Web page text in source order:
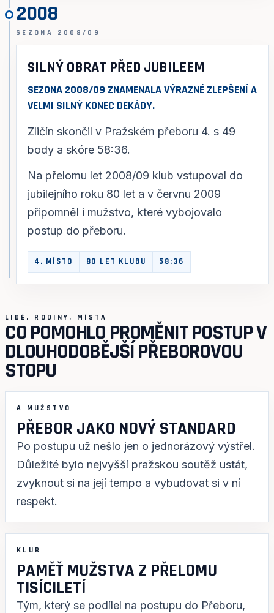
2008
SEZONA 2008/09
SILNÝ OBRAT PŘED JUBILEEM
SEZONA 2008/09 ZNAMENALA VÝRAZNÉ ZLEPŠENÍ A
VELMI SILNÝ KONEC DEKÁDY.
Zličín skončil v Pražském přeboru 4. s 49
body a skóre 58:36.
Na přelomu let 2008/09 klub vstupoval do
jubilejního roku 80 let a v červnu 2009
připomněl i mužstvo, které vybojovalo
postup do přeboru.
4. MÍSTO 80 LET KLUBU 58:36
LIDÉ, RODINY, MÍSTA
CO POMOHLO PROMĚNIT POSTUP V
DLOUHODOBĚJŠÍ PŘEBOROVOU
STOPU
A MUŽSTVO
PŘEBOR JAKO NOVÝ STANDARD
Po postupu už nešlo jen o jednorázový výstřel.
Důležité bylo nejvyšší pražskou soutěž ustát,
zvyknout si na její tempo a vybudovat si v ní
respekt.
KLUB
PAMĚŤ MUŽSTVA Z PŘELOMU
TISÍCILETÍ
Tým, který se podílel na postupu do Přeboru,